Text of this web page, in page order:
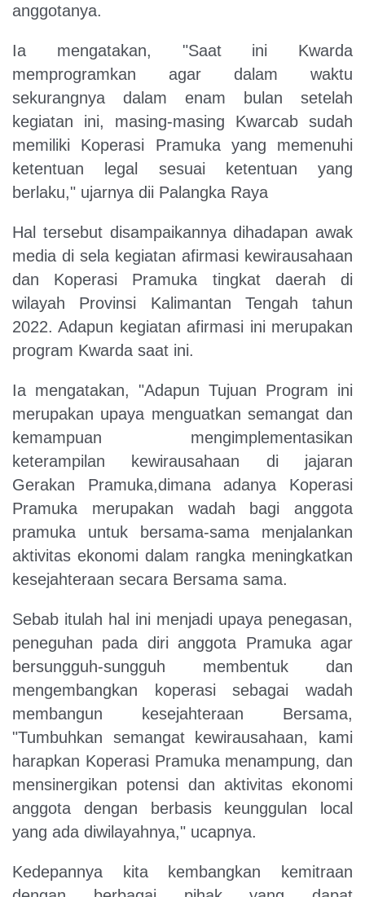
anggotanya.
Ia mengatakan, "Saat ini Kwarda
memprogramkan agar dalam waktu
sekurangnya dalam enam bulan setelah
kegiatan ini, masing-masing Kwarcab sudah
memiliki Koperasi Pramuka yang memenuhi
ketentuan legal sesuai ketentuan yang
berlaku," ujarnya dii Palangka Raya
Hal tersebut disampaikannya dihadapan awak
media di sela kegiatan afirmasi kewirausahaan
dan Koperasi Pramuka tingkat daerah di
wilayah Provinsi Kalimantan Tengah tahun
2022. Adapun kegiatan afirmasi ini merupakan
program Kwarda saat ini.
Ia mengatakan, "Adapun Tujuan Program ini
merupakan upaya menguatkan semangat dan
kemampuan mengimplementasikan
keterampilan kewirausahaan di jajaran
Gerakan Pramuka,dimana adanya Koperasi
Pramuka merupakan wadah bagi anggota
pramuka untuk bersama-sama menjalankan
aktivitas ekonomi dalam rangka meningkatkan
kesejahteraan secara Bersama sama.
Sebab itulah hal ini menjadi upaya penegasan,
peneguhan pada diri anggota Pramuka agar
bersungguh-sungguh membentuk dan
mengembangkan koperasi sebagai wadah
membangun kesejahteraan Bersama,
"Tumbuhkan semangat kewirausahaan, kami
harapkan Koperasi Pramuka menampung, dan
mensinergikan potensi dan aktivitas ekonomi
anggota dengan berbasis keunggulan local
yang ada diwilayahnya," ucapnya.
Kedepannya kita kembangkan kemitraan